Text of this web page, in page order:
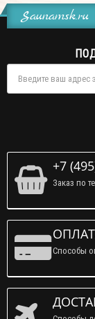
Saunamsk.ru
+7
Заказ по
Способы